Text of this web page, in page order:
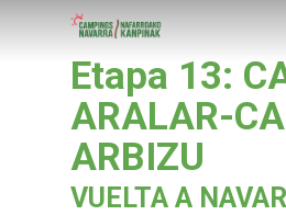
Etapa 13:
ARALAR-
ARBIZU
VUELTA A